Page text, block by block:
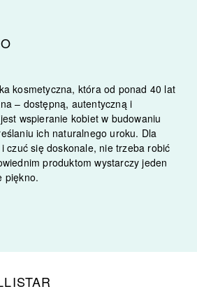
kosmetyczna, która od ponad 40 lat
– dostępną, autentyczną i
wspieranie kobiet w budowaniu
ich naturalnego uroku. Dla
czuć się doskonale, nie trzeba robić
produktom wystarczy jeden
piękno.